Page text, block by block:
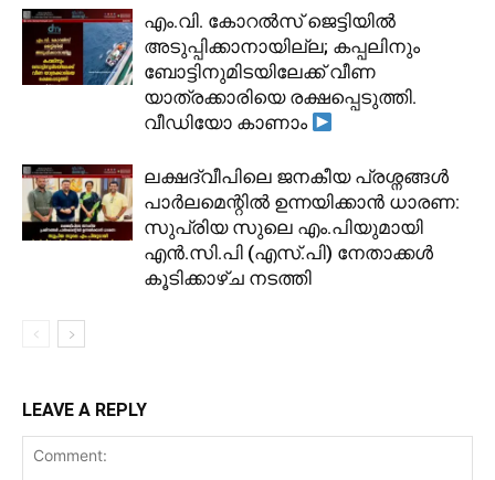
​എം.വി. കോറൽസ് ജെട്ടിയിൽ
അടുപ്പിക്കാനായില്ല; കപ്പലിനും
ബോട്ടിനുമിടയിലേക്ക് വീണ
യാത്രക്കാരിയെ രക്ഷപ്പെടുത്തി.
വീഡിയോ കാണാം
ലക്ഷദ്വീപിലെ ജനകീയ പ്രശ്നങ്ങൾ
പാർലമെന്റിൽ ഉന്നയിക്കാൻ ധാരണ:
സുപ്രിയ സുലെ എം.പിയുമായി
എൻ.സി.പി (എസ്.പി) നേതാക്കൾ
കൂടിക്കാഴ്ച നടത്തി
LEAVE A REPLY